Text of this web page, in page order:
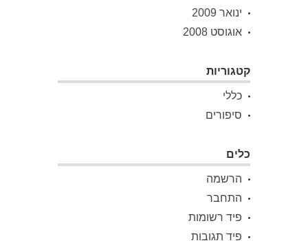
ינואר 2009
אוגוסט 2008
קטגוריות
כללי
סיפורים
כלים
הרשמה
התחבר
פיד רשומות
פיד תגובות